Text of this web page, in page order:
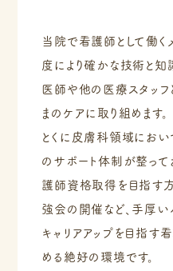
当院で看護師として働く
度により確かな技術と知
医師や他の医療スタッ
まのケアに取り組めます。
とくに皮膚科領域にお
のサポート体制が整っ
護師資格取得を目指す
強会の開催など、手厚い
キャリアアップを目指す
める絶好の環境です。